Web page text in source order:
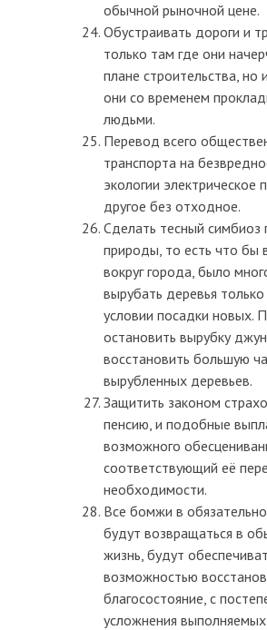
обычной рыночной цене.
Обустраивать дороги и
только там где они
плане строительства, но
они со временем
людьми.
Перевод всего
транспорта на
экологии электрическое
другое без отходное.
Сделать тесный симбиоз
природы, то есть что бы
вокруг города, было
вырубать деревья только
условии посадки новых.
остановить вырубку
восстановить большую
вырубленных деревьев.
Защитить законом
пенсию, и подобные
возможного
соответствующий её
необходимости.
Все бомжи в
будут возвращаться в
жизнь, будут
возможностью
благосостояние, с
усложнения